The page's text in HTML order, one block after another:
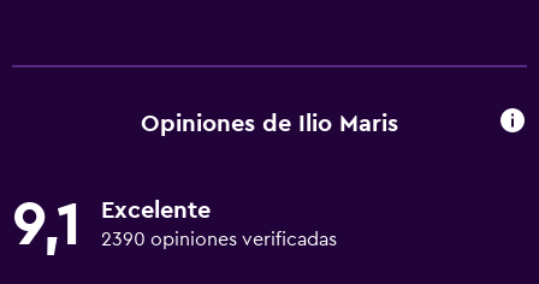
Opiniones de Ilio Maris
9,1 Excelente
2390 opiniones verificadas